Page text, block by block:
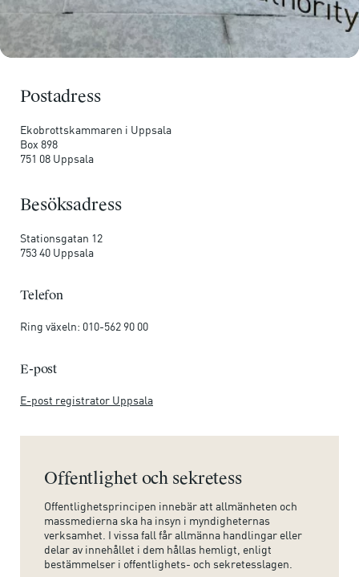
Postadress
Ekobrottskammaren i Uppsala
Box 898
751 08 Uppsala
Besöksadress
Stationsgatan 12
753 40 Uppsala
Telefon
Ring växeln: 010-562 90 00
E-post
E-post registrator Uppsala
Offentlighet och sekretess
Offentlighetsprincipen innebär att allmänheten och
massmedierna ska ha insyn i myndigheternas
verksamhet. I vissa fall får allmänna handlingar eller
delar av innehållet i dem hållas hemligt, enligt
bestämmelser i offentlighets- och sekretesslagen.